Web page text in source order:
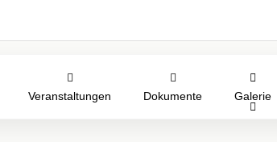
Veranstaltungen Dokumente Galerie